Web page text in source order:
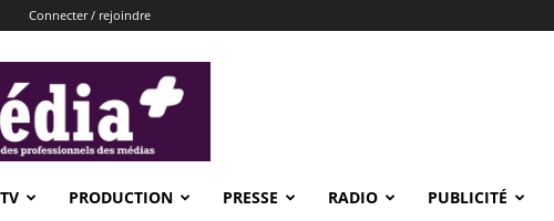
Connecter / rejoindre
TV PRODUCTION PRESSE RADIO PUBLICITÉ